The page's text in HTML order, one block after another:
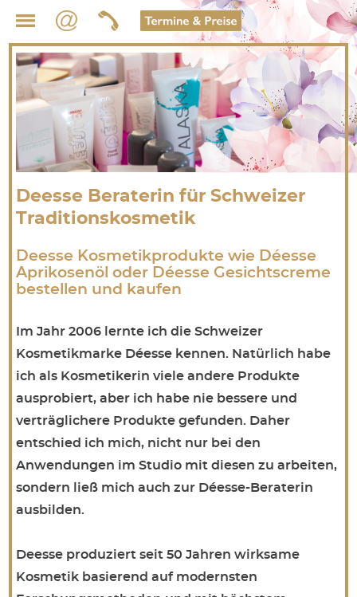
Studio Kleebaum
Deesse Beraterin für Schweizer
Traditionskosmetik
Deesse Kosmetikprodukte wie Déesse
Aprikosenöl oder Déesse Gesichtscreme
bestellen und kaufen
Im Jahr 2006 lernte ich die Schweizer
Kosmetikmarke Déesse kennen. Natürlich habe
ich als Kosmetikerin viele andere Produkte
ausprobiert, aber ich habe nie bessere und
verträglichere Produkte gefunden. Daher
entschied ich mich, nicht nur bei den
Anwendungen im Studio mit diesen zu arbeiten,
sondern ließ mich auch zur Déesse-Beraterin
ausbilden.
Deesse produziert seit 50 Jahren wirksame
Kosmetik basierend auf modernsten